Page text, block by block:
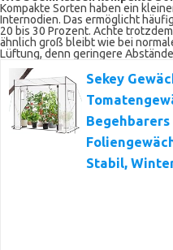
Kompakte Sorten haben ein
Internodien. Das ermöglicht
20 bis 30 Prozent. Achte
ähnlich groß bleibt wie bei
Lüftung, denn geringere
Sekey
Begehbarers
Stabil,